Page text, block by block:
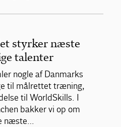
styrker næste
talenter
nogle af Danmarks
til målrettet træning,
til WorldSkills. I
bakker vi op om
næste…